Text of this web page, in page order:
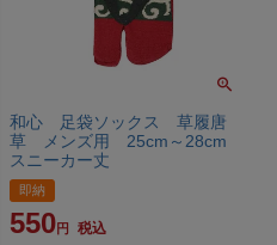
和心 足袋ソックス 草履唐
草 メンズ用 25cm～28cm
スニーカー丈
即納
550 税込